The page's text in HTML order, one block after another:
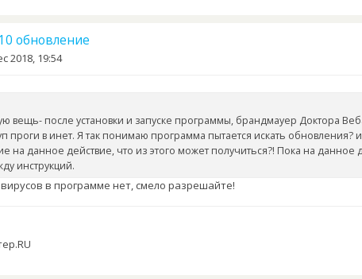
обновление
2018, 19:54
вещь- после установки и запуске программы, брандмауер Доктора
проги в инет. Я так понимаю программа пытается искать обновления?
на данное действие, что из этого может получиться?! Пока на данное
инструкций.
в программе нет, смело разрешайте!